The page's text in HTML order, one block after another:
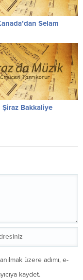
Selam
Şiraz Bakkaliye
üzere adımı, e-
kaydet.